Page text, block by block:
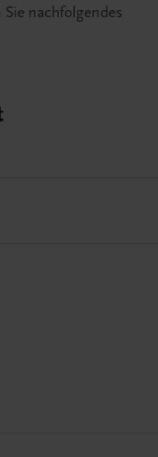
nachfolgendes